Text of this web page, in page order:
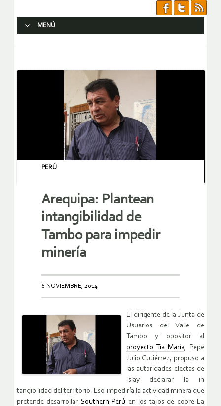
MENÚ
PERÚ
Arequipa: Plantean
intangibilidad de
Tambo para impedir
minería
6 NOVIEMBRE, 2014
El dirigente de la Junta de
Usuarios del Valle de
Tambo y opositor al
proyecto Tía María, Pepe
Julio Gutiérrez, propuso a
las autoridades electas de
Islay declarar la in
tangibilidad del territorio. Eso impediría la actividad minera que
pretende desarrollar Southern Perú en los tajos de cobre La